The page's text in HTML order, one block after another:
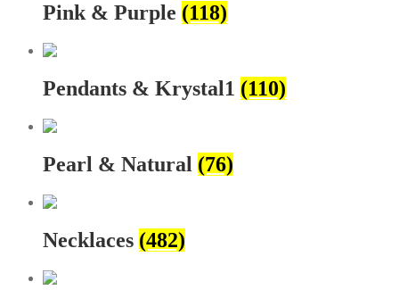
Pink & Purple (118)
Pendants & Krystal1 (110)
Pearl & Natural (76)
Necklaces (482)